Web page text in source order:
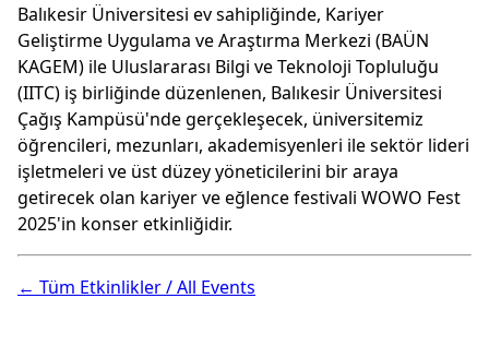
Balıkesir Üniversitesi ev sahipliğinde, Kariyer
Geliştirme Uygulama ve Araştırma Merkezi (BAÜN
KAGEM) ile Uluslararası Bilgi ve Teknoloji Topluluğu
(IITC) iş birliğinde düzenlenen, Balıkesir Üniversitesi
Çağış Kampüsü'nde gerçekleşecek, üniversitemiz
öğrencileri, mezunları, akademisyenleri ile sektör lideri
işletmeleri ve üst düzey yöneticilerini bir araya
getirecek olan kariyer ve eğlence festivali WOWO Fest
2025'in konser etkinliğidir.
← Tüm Etkinlikler / All Events